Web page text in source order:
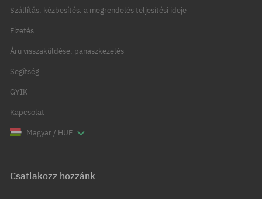
Szállítás, kézbesítés, a megrendelés teljesítési ideje
Fizetés
Áru visszaküldése, panaszkezelés
Segítség
GYIK
Kapcsolat
Magyar / HUF
Csatlakozz hozzánk